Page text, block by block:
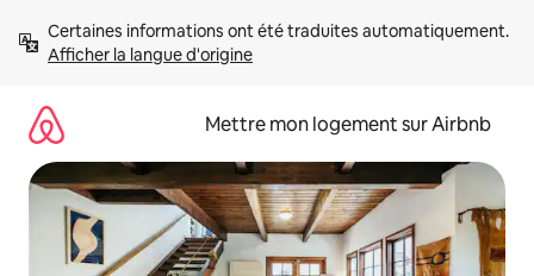
directement
Afficher la langue d'origine
Mettre mon logement sur Airbnb